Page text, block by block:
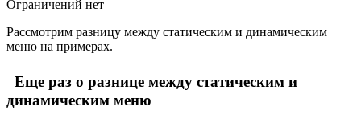
Ограничений нет
Рассмотрим разницу между статическим и динамическим
меню на примерах.
Еще раз о разнице между статическим и
динамическим меню